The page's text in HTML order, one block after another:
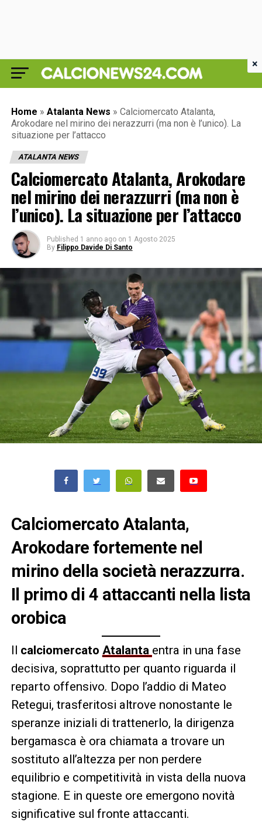
Home » Atalanta News » Calciomercato Atalanta,
Arokodare nel mirino dei nerazzurri (ma non è l’unico). La
situazione per l’attacco
ATALANTA NEWS
Calciomercato Atalanta, Arokodare
nel mirino dei nerazzurri (ma non è
l’unico). La situazione per l’attacco
Published 1 anno ago on 1 Agosto 2025
By Filippo Davide Di Santo
Calciomercato Atalanta,
Arokodare fortemente nel
mirino della società nerazzurra.
Il primo di 4 attaccanti nella lista
orobica
calciomercato Atalanta entra in una fase
decisiva, soprattutto per quanto riguarda il
reparto offensivo. Dopo l’addio di Mateo
Retegui, trasferitosi altrove nonostante le
speranze iniziali di trattenerlo, la dirigenza
bergamasca è ora chiamata a trovare un
sostituto all’altezza per non perdere
equilibrio e competitività in vista della nuova
stagione. E in queste ore emergono novità
significative sul fronte attaccanti.
×